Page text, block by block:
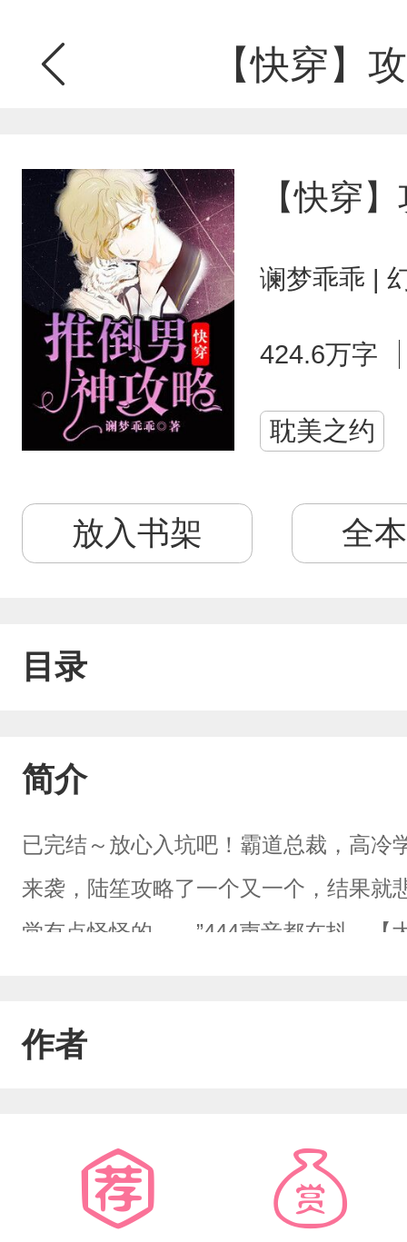
【快穿】
【快穿
谰梦乖乖 |
424.6万字
耽美之约
放入书架 全
目录
简介
已完结～放心入坑吧！霸道总裁，高
来袭，陆笙攻略了一个又一个，结果就
觉有点怪怪的……”444声音都在抖，【
不了商城了！】陆笙无语：“444，我
会找到你！所以，乖乖的，嗯？”陆笙
货，怎么破！【1V1，打脸虐渣甜宠文
作者